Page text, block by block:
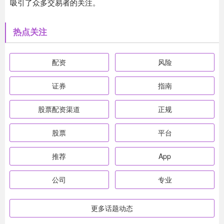
吸引了众多交易者的关注。
热点关注
配资 风险
证券 指南
股票配资渠道 正规
股票 平台
推荐 App
公司 专业
更多话题动态